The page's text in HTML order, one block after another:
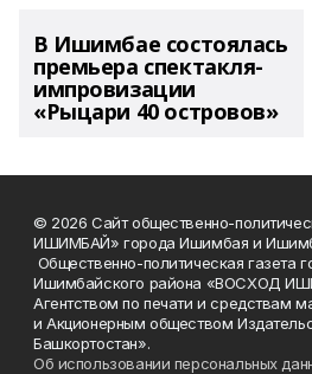
В Ишимбае состоялась
премьера спектакля-
импровизации
«Рыцари 40 островов»
© 2026 Сайт общественно-
ИШИМБАЙ» города Ишимбая и
Общественно-политическая газета
Ишимбайского района «ВОСХОД
Агентством по печати и средствам
и Акционерным обществом
Башкортостан».
Об использовании персональных